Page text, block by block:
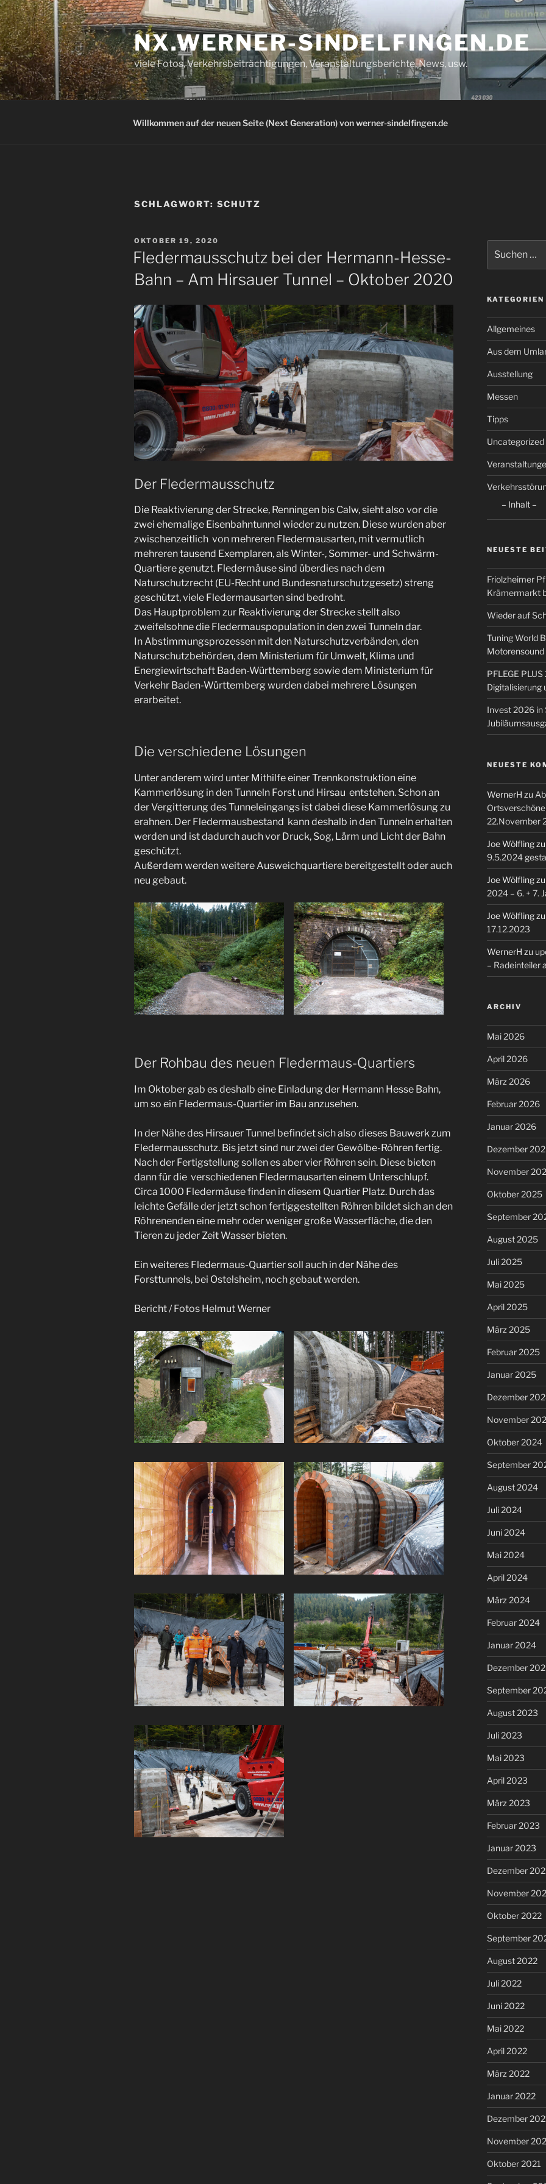
Zum
Inhalt
springen
NX.WERNER-SINDELFINGEN.DE
viele Fotos, Verkehrsbeiträchtigungen, Veranstaltungsberichte, News, usw.
Willkommen auf der neuen Seite (Next Generation) von werner-sindelfingen.de
SCHLAGWORT: SCHUTZ
VERÖFFENTLICHT
AM
OKTOBER 19, 2020
Fledermausschutz bei der Hermann-Hesse-
Bahn – Am Hirsauer Tunnel – Oktober 2020
Der Fledermausschutz
Die Reaktivierung der Strecke, Renningen bis Calw, sieht also vor die
zwei ehemalige Eisenbahntunnel wieder zu nutzen. Diese wurden aber
zwischenzeitlich von mehreren Fledermausarten, mit vermutlich
mehreren tausend Exemplaren, als Winter-, Sommer- und Schwärm-
Quartiere genutzt. Fledermäuse sind überdies nach dem
Naturschutzrecht (EU-Recht und Bundesnaturschutzgesetz) streng
geschützt, viele Fledermausarten sind bedroht.
Das Hauptproblem zur Reaktivierung der Strecke stellt also
zweifelsohne die Fledermauspopulation in den zwei Tunneln dar.
In Abstimmungsprozessen mit den Naturschutzverbänden, den
Naturschutzbehörden, dem Ministerium für Umwelt, Klima und
Energiewirtschaft Baden-Württemberg sowie dem Ministerium für
Verkehr Baden-Württemberg wurden dabei mehrere Lösungen
erarbeitet.
Die verschiedene Lösungen
Unter anderem wird unter Mithilfe einer Trennkonstruktion eine
Kammerlösung in den Tunneln Forst und Hirsau entstehen. Schon an
der Vergitterung des Tunneleingangs ist dabei diese Kammerlösung zu
erahnen. Der Fledermausbestand kann deshalb in den Tunneln erhalten
werden und ist dadurch auch vor Druck, Sog, Lärm und Licht der Bahn
geschützt.
Außerdem werden weitere Ausweichquartiere bereitgestellt oder auch
neu gebaut.
Der Rohbau des neuen Fledermaus-Quartiers
Im Oktober gab es deshalb eine Einladung der Hermann Hesse Bahn,
um so ein Fledermaus-Quartier im Bau anzusehen.
In der Nähe des Hirsauer Tunnel befindet sich also dieses Bauwerk zum
Fledermausschutz. Bis jetzt sind nur zwei der Gewölbe-Röhren fertig.
Nach der Fertigstellung sollen es aber vier Röhren sein. Diese bieten
dann für die verschiedenen Fledermausarten einem Unterschlupf.
Circa 1000 Fledermäuse finden in diesem Quartier Platz. Durch das
leichte Gefälle der jetzt schon fertiggestellten Röhren bildet sich an den
Röhrenenden eine mehr oder weniger große Wasserfläche, die den
Tieren zu jeder Zeit Wasser bieten.
Ein weiteres Fledermaus-Quartier soll auch in der Nähe des
Forsttunnels, bei Ostelsheim, noch gebaut werden.
Bericht / Fotos Helmut Werner
nach:
KATEGORIEN
Allgemeines
Aus dem
Ausstellung
Messen
Tipps
Uncategorized
– Inhalt –
NEUESTE
Friolzheimer
Krämermarkt
Wieder auf
Tuning World
PFLEGE
Digitalisierung
Invest 2026 in
NEUESTE
WernerH zu
22.November
Joe Wölflingzu
9.5.2024
Joe Wölflingzu
2024 – 6. + 7.
Joe Wölflingzu
17.12.2023
WernerH zu
– Radeinteiler
ARCHIV
Mai 2026
April 2026
März 2026
Februar 2026
Januar 2026
Dezember
November
Oktober 2025
September
August 2025
Juli 2025
Mai 2025
April 2025
März 2025
Februar 2025
Januar 2025
Dezember
November
Oktober 2024
September
August 2024
Juli 2024
Juni 2024
Mai 2024
April 2024
März 2024
Februar 2024
Januar 2024
Dezember
September
August 2023
Juli 2023
Mai 2023
April 2023
März 2023
Februar 2023
Januar 2023
Dezember
November
Oktober 2022
September
August 2022
Juli 2022
Juni 2022
Mai 2022
April 2022
März 2022
Januar 2022
Dezember
November
Oktober 2021